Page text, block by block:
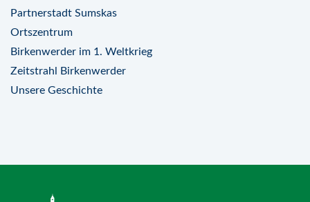
Partnerstadt Sumskas
Ortszentrum
Birkenwerder im 1. Weltkrieg
Zeitstrahl Birkenwerder
Unsere Geschichte